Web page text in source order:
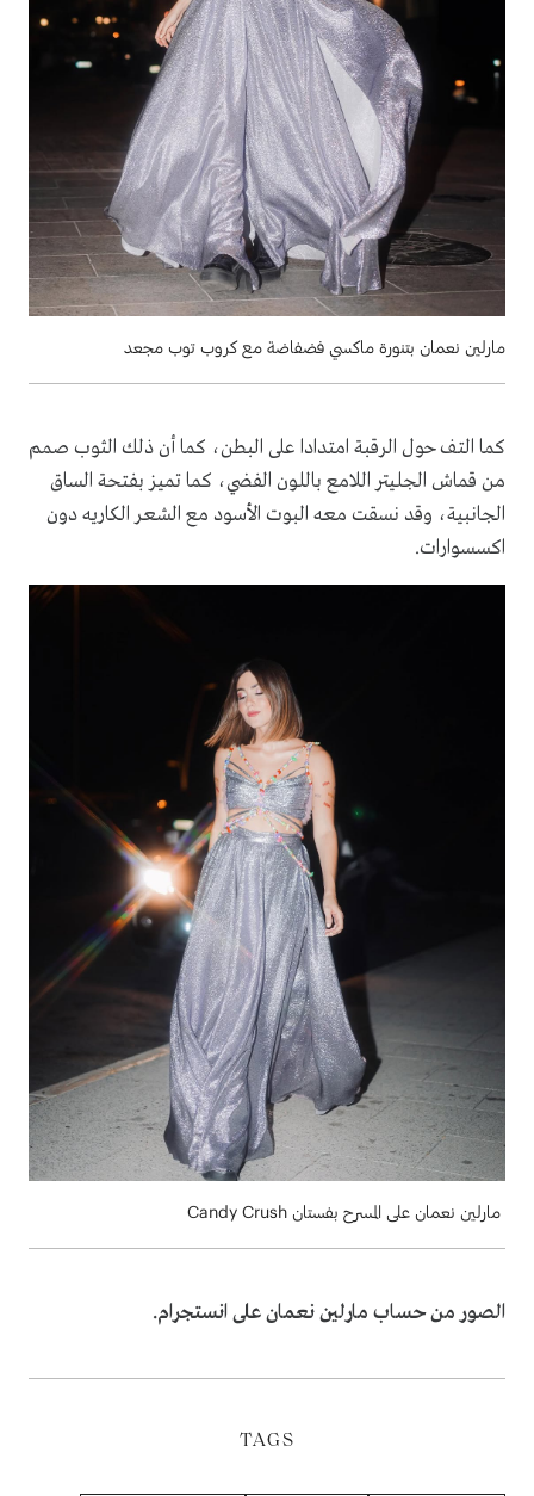
مارلين نعمان بتنورة ماكسي فضفاضة مع كروب توب مجعد
كما التف حول الرقبة امتدادا على البطن، كما أن ذلك الثوب صمم
من قماش الجليتر اللامع باللون الفضي، كما تميز بفتحة الساق
الجانبية، وقد نسقت معه البوت الأسود مع الشعر الكاريه دون
اكسسوارات.
مارلين نعمان على المسرح بفستان Candy Crush
الصور من حساب مارلين نعمان على انستجرام.
TAGS